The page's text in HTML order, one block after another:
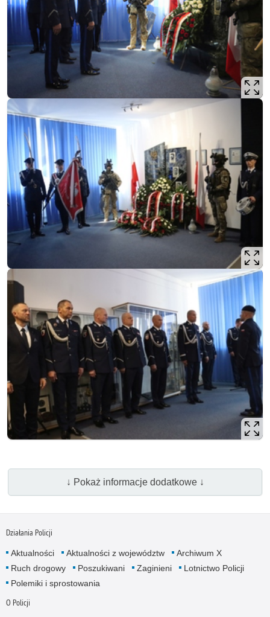
↓ Pokaż informacje dodatkowe ↓
Działania Policji
Aktualności Aktualności z województw
Archiwum X
Ruch drogowy
Poszukiwani Zaginieni
Lotnictwo Policji
Polemiki i sprostowania
O Policji